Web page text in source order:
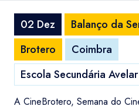
02 Dez
Balanço da
Brotero
Coimbra
Escola Secundária
A CineBrotero, Semana do